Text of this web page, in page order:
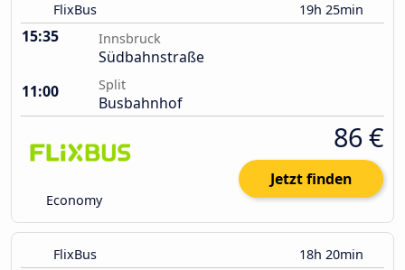
FlixBus 19h 25min
15:35 Innsbruck
Südbahnstraße
11:00
Split
Busbahnhof
Economy
86 €
Jetzt finden
FlixBus 18h 20min